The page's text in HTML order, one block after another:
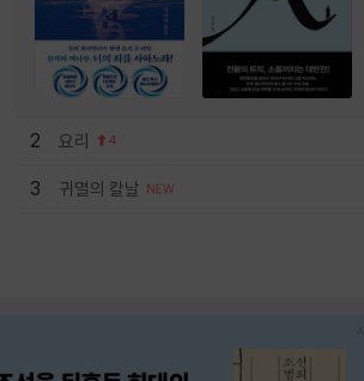
2 요리 4
3 귀멸의 칼날